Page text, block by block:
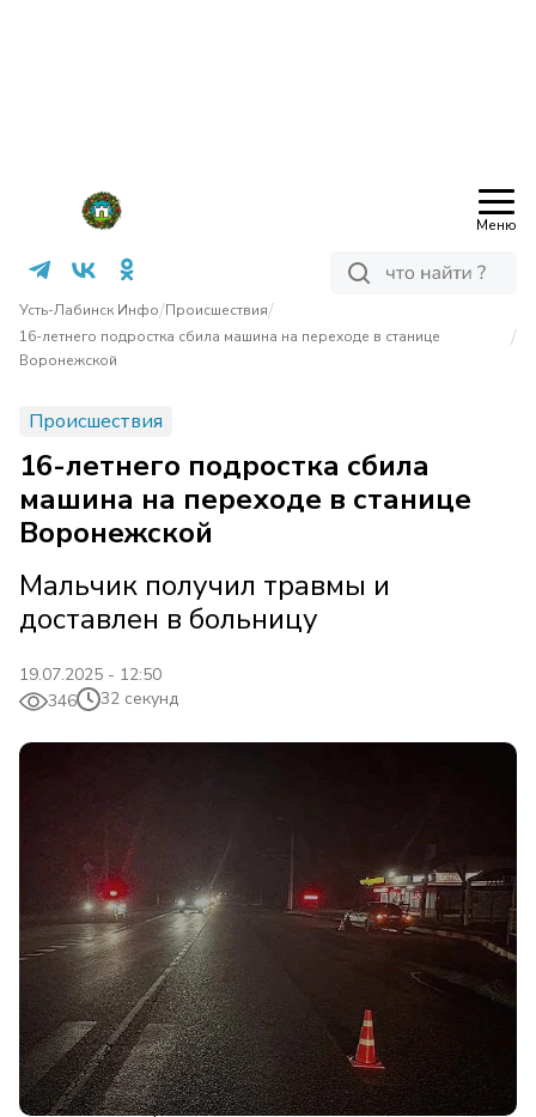
Меню
Усть-Лабинск Инфо/Происшествия/
16-летнего подростка сбила машина на переходе в станице
Воронежской
/
Происшествия
16-летнего подростка сбила
машина на переходе в станице
Воронежской
Мальчик получил травмы и
доставлен в больницу
19.07.2025 - 12:50
346
32 секунд